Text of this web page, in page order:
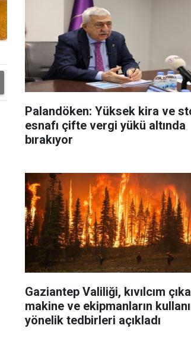
Palandöken: Yüksek kira ve
esnafı çifte vergi yükü altında
bırakıyor
Gaziantep Valiliği, kıvılcım
makine ve ekipmanların
yönelik tedbirleri açıkladı